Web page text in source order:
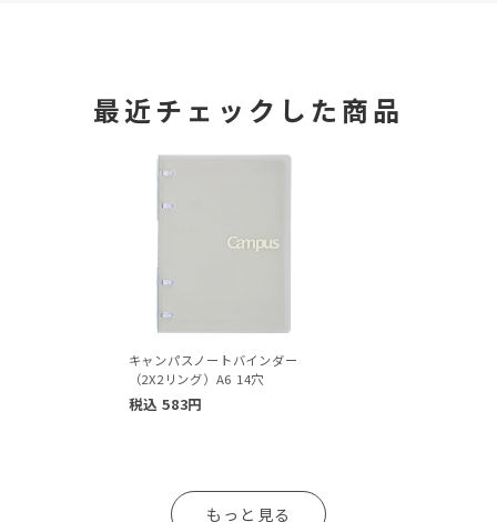
最近チェックした商品
キャンパスノートバインダー
（2X2リング）A6 14穴
税込 583円
もっと見る